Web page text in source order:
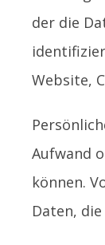
der die
Website,
Aufwand
können.
Daten,